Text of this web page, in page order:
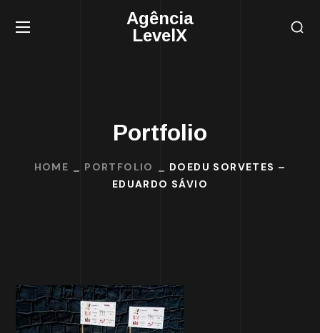
Agência
LevelX
Portfolio
HOME PORTFOLIO
DOEDU SORVETES –
EDUARDO SÁVIO